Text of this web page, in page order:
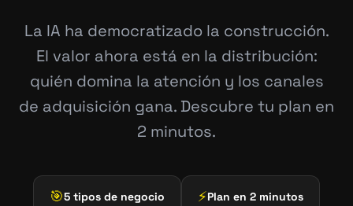
La IA ha democratizado la construcción.
El valor ahora está en la distribución:
quién domina la atención y los canales
de adquisición gana. Descubre tu plan en
2 minutos.
🎯5 tipos de negocio ⚡Plan en 2 minutos